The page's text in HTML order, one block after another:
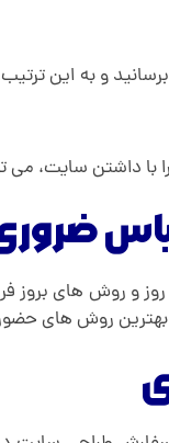
و به این
با داشتن سایت،
روز و روش های
روش های